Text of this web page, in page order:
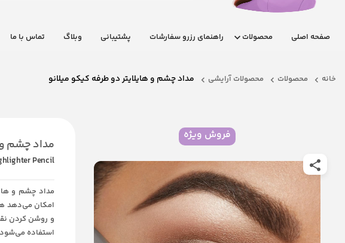
صفحه اصلی محصولات راهنمای رزرو سفارشات پشتیبانی وبلاگ تماس با ما
خانه محصولات محصولات آرایشی مداد چشم و هایلایتر دو طرفه کیکو میلانو
فروش ویژه
مداد چشم و
Pencil
مداد چشم و
امکان می‌دهد
و روشن کردن
استفاده